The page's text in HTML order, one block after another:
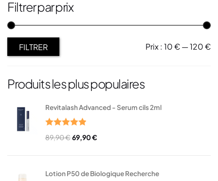
Filtrer par prix
FILTRER Prix : 10 €—120 €
Produits les plus populaires
Revitalash Advanced - Serum cils 2ml
Note5.00
89,90€69,90€
Lotion P50 de Biologique Recherche